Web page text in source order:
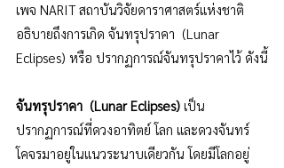
เพจ NARIT สถาบันวิจัยดาราศาสตร์แห่งชาติ
อธิบายถึงการเกิด จันทรุปราคา  (Lunar
Eclipses) หรือ ปรากฏการณ์จันทรุปราคาไว้ ดังนี้
จันทรุปราคา  (Lunar Eclipses) เป็น
ปรากฏการณ์ที่ดวงอาทิตย์ โลก และดวงจันทร์
โคจรมาอยู่ในแนวระนาบเดียวกัน โดยมีโลกอยู่